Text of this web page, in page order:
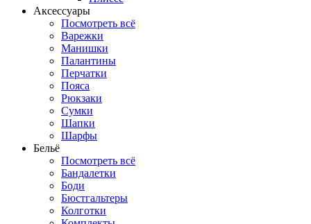
Аксессуары
Посмотреть всё
Варежки
Манишки
Палантины
Перчатки
Пояса
Рюкзаки
Сумки
Шапки
Шарфы
Бельё
Посмотреть всё
Бандалетки
Боди
Бюстгальтеры
Колготки